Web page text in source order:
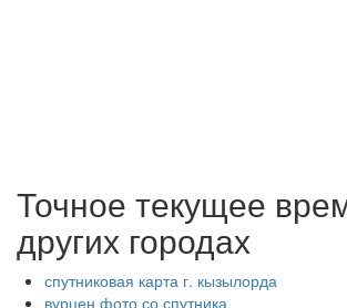
Точное текущее
других городах
спутниковая карта г. кызылорда
вурцен фото со спутника